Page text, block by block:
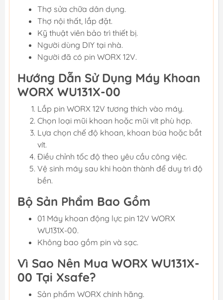
Thợ sửa chữa dân dụng.
Thợ nội thất, lắp đặt.
Kỹ thuật viên bảo trì thiết bị.
Người dùng DIY tại nhà.
Người đã có pin WORX 12V.
Hướng Dẫn Sử Dụng Máy Khoan
WORX WU131X-00
Lắp pin WORX 12V tương thích vào máy.
Chọn loại mũi khoan hoặc mũi vít phù hợp.
Lựa chọn chế độ khoan, khoan búa hoặc bắt
vít.
Điều chỉnh tốc độ theo yêu cầu công việc.
Vệ sinh máy sau khi hoàn thành để duy trì độ
bền.
Bộ Sản Phẩm Bao Gồm
01 Máy khoan động lực pin 12V WORX
WU131X-00.
Không bao gồm pin và sạc.
Vì Sao Nên Mua WORX WU131X-
00 Tại Xsafe?
Sản phẩm WORX chính hãng.